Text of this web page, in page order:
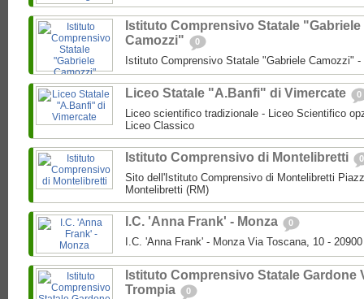
Istituto Comprensivo Statale "Gabriele
Camozzi"
0
Istituto Comprensivo Statale "Gabriele Camozzi"
Liceo Statale "A.Banfi" di Vimercate 0
Liceo scientifico tradizionale - Liceo Scientifico
Liceo Classico
Istituto Comprensivo di Montelibretti 0
Sito dell'Istituto Comprensivo di Montelibretti
Montelibretti (RM)
I.C. 'Anna Frank' - Monza 0
I.C. 'Anna Frank' - Monza Via Toscana, 10 -
Istituto Comprensivo Statale Gardone
Trompia
0